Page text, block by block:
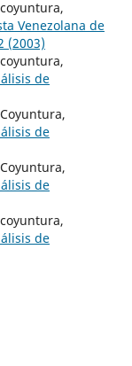
Venezolana de
(2003)
de
de
de
de